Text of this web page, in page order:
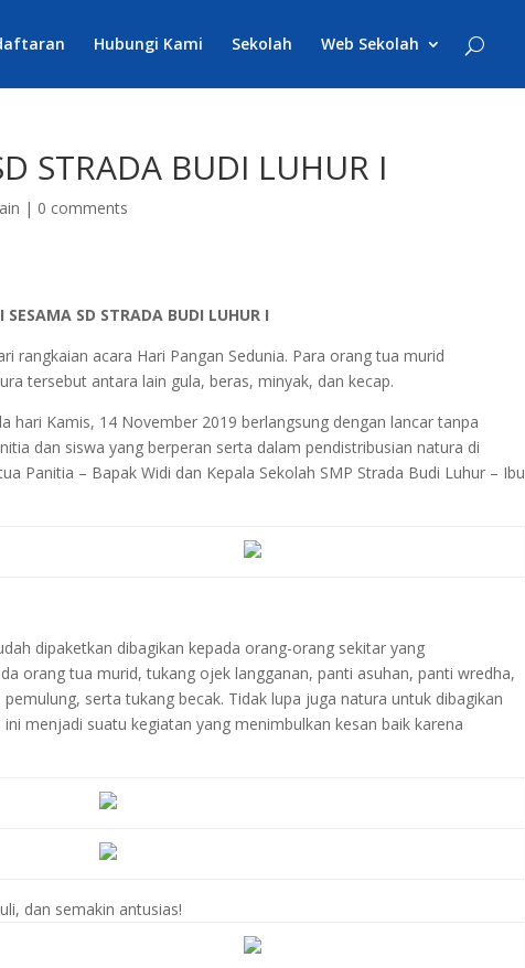
Hubungi Kami Sekolah Web Sekolah
STRADA BUDI LUHUR I
| 0 comments
SESAMA SD STRADA BUDI LUHUR I
rangkaian acara Hari Pangan Sedunia. Para orang tua murid
tersebut antara lain gula, beras, minyak, dan kecap.
hari Kamis, 14 November 2019 berlangsung dengan lancar tanpa
dan siswa yang berperan serta dalam pendistribusian natura di
Panitia – Bapak Widi dan Kepala Sekolah SMP Strada Budi Luhur – Ibu
dipaketkan dibagikan kepada orang-orang sekitar yang
orang tua murid, tukang ojek langganan, panti asuhan, panti wredha,
serta tukang becak. Tidak lupa juga natura untuk dibagikan
menjadi suatu kegiatan yang menimbulkan kesan baik karena
dan semakin antusias!